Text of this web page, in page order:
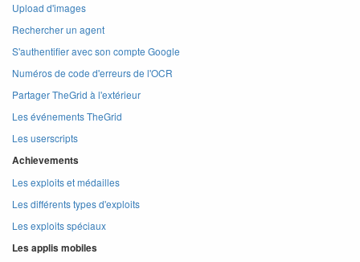
Upload d'images
Rechercher un agent
S'authentifier avec son compte Google
Numéros de code d'erreurs de l'OCR
Partager TheGrid à l'extérieur
Les événements TheGrid
Les userscripts
Achievements
Les exploits et médailles
Les différents types d'exploits
Les exploits spéciaux
Les applis mobiles